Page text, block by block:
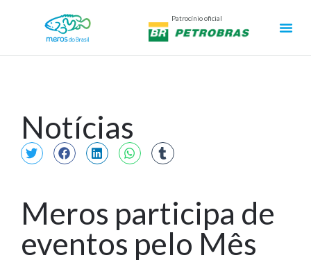
Patrocínio oficial
Notícias
Meros participa de
eventos pelo Mês